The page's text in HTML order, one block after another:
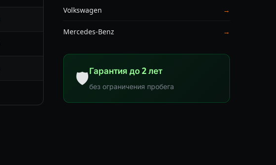
Volkswagen →
Mercedes-Benz →
🛡Гарантия до 2 лет
без ограничения пробега